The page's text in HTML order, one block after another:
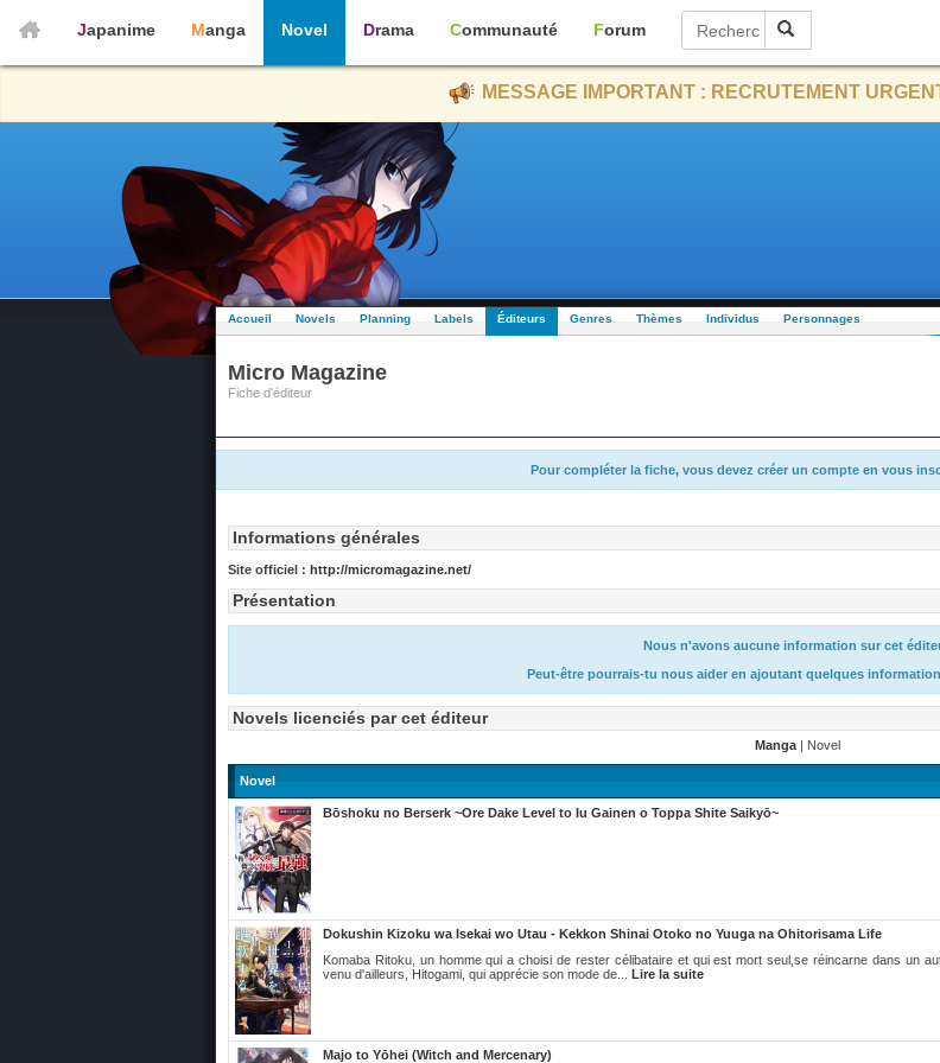
Japanime Manga Novel Drama Communauté Forum
MESSAGE IMPORTANT : RECRUTEMENT
Accueil Novels Planning Labels Éditeurs Genres Thèmes Individus Personnages
Micro Magazine
Fiche d'éditeur
Pour compléter la fiche, vous devez créer un compte en vous
Informations générales
Site officiel : http://micromagazine.net/
Présentation
Nous n'avons aucune information sur cet
Peut-être pourrais-tu nous aider en ajoutant quelques
Novels licenciés par cet éditeur
Manga | Novel
Novel
Bōshoku no Berserk ~Ore Dake Level to Iu Gainen o Toppa Shite Saikyō~
Dokushin Kizoku wa Isekai wo Utau - Kekkon Shinai Otoko no Yuuga na Ohitorisama Life
Komaba Ritoku, un homme qui a choisi de rester célibataire et qui est mort seul,se réincarne dans un
venu d'ailleurs, Hitogami, qui apprécie son mode de... Lire la suite
Majo to Yōhei (Witch and Mercenary)